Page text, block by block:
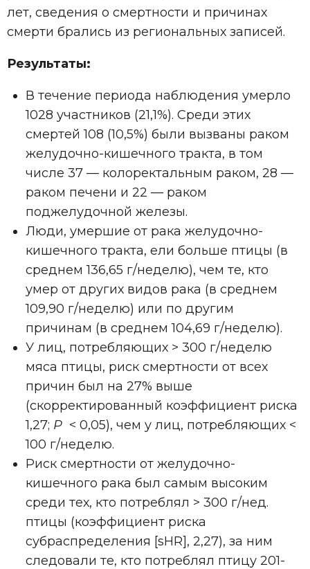
лет, сведения о смертности и причинах
смерти брались из региональных записей.
Результаты:
В течение периода наблюдения умерло
1028 участников (21,1%). Среди этих
смертей 108 (10,5%) были вызваны раком
желудочно-кишечного тракта, в том
числе 37 — колоректальным раком, 28 —
раком печени и 22 — раком
поджелудочной железы.
Люди, умершие от рака желудочно-
кишечного тракта, ели больше птицы (в
среднем 136,65 г/неделю), чем те, кто
умер от других видов рака (в среднем
109,90 г/неделю) или по другим
причинам (в среднем 104,69 г/неделю).
У лиц, потребляющих > 300 г/неделю
мяса птицы, риск смертности от всех
причин был на 27% выше
(скорректированный коэффициент риска
1,27; P < 0,05), чем у лиц, потребляющих <
100 г/неделю.
Риск смертности от желудочно-
кишечного рака был самым высоким
среди тех, кто потреблял > 300 г/нед.
птицы (коэффициент риска
субраспределения [sHR], 2,27), за ним
следовали те, кто потреблял птицу 201-